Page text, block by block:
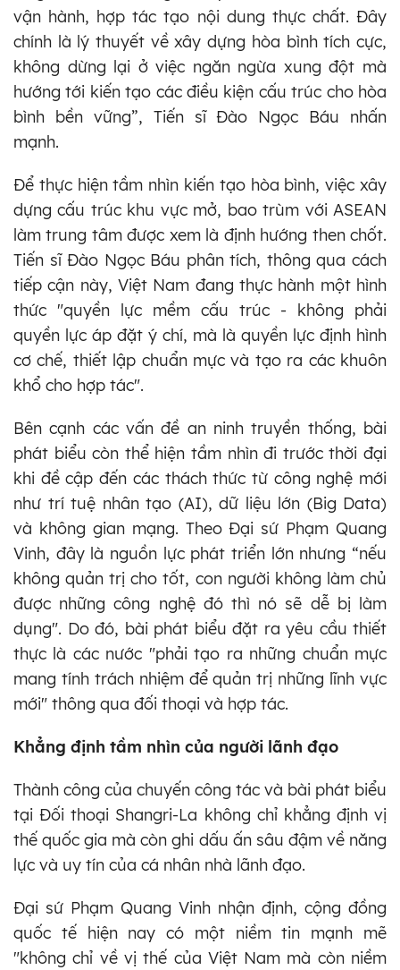
vận hành, hợp tác tạo nội dung thực chất. Đây
chính là lý thuyết về xây dựng hòa bình tích cực,
không dừng lại ở việc ngăn ngừa xung đột mà
hướng tới kiến tạo các điều kiện cấu trúc cho hòa
bình bền vững”, Tiến sĩ Đào Ngọc Báu nhấn
mạnh.
Để thực hiện tầm nhìn kiến tạo hòa bình, việc xây
dựng cấu trúc khu vực mở, bao trùm với ASEAN
làm trung tâm được xem là định hướng then chốt.
Tiến sĩ Đào Ngọc Báu phân tích, thông qua cách
tiếp cận này, Việt Nam đang thực hành một hình
thức "quyền lực mềm cấu trúc - không phải
quyền lực áp đặt ý chí, mà là quyền lực định hình
cơ chế, thiết lập chuẩn mực và tạo ra các khuôn
khổ cho hợp tác".
Bên cạnh các vấn đề an ninh truyền thống, bài
phát biểu còn thể hiện tầm nhìn đi trước thời đại
khi đề cập đến các thách thức từ công nghệ mới
như trí tuệ nhân tạo (AI), dữ liệu lớn (Big Data)
và không gian mạng. Theo Đại sứ Phạm Quang
Vinh, đây là nguồn lực phát triển lớn nhưng “nếu
không quản trị cho tốt, con người không làm chủ
được những công nghệ đó thì nó sẽ dễ bị làm
dụng". Do đó, bài phát biểu đặt ra yêu cầu thiết
thực là các nước "phải tạo ra những chuẩn mực
mang tính trách nhiệm để quản trị những lĩnh vực
mới" thông qua đối thoại và hợp tác.
Khẳng định tầm nhìn của người lãnh đạo
Thành công của chuyến công tác và bài phát biểu
tại Đối thoại Shangri-La không chỉ khẳng định vị
thế quốc gia mà còn ghi dấu ấn sâu đậm về năng
lực và uy tín của cá nhân nhà lãnh đạo.
Đại sứ Phạm Quang Vinh nhận định, cộng đồng
quốc tế hiện nay có một niềm tin mạnh mẽ
"không chỉ về vị thế của Việt Nam mà còn niềm